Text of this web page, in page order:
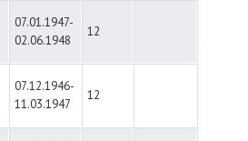
07.01.1947-
02.06.1948
12
07.12.1946-
11.03.1947
12